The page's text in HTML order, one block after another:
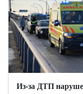
Из-за ДТП